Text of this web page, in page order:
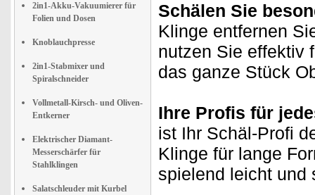
2in1-Akku-Vakuumierer für
Folien und Dosen
Knoblauchpresse
2in1-Stabmixer und
Spiralschneider
Vollmetall-Kirsch- und Oliven-
Entkerner
Elektrischer Diamant-
Messerschärfer für
Stahlklingen
Salatschleuder mit Kurbel
Schälen Sie
Klinge entfernen
nutzen Sie effektiv
das ganze Stück
Ihre Profis für
ist Ihr Schäl-Profi
Klinge für lange
spielend leicht und